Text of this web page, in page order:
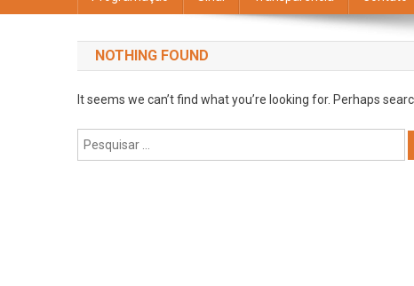
NOTHING FOUND
It seems we can’t find what you’re looking for. Perhaps
Pesquisar
por: